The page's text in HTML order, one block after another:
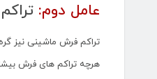
عامل دوم:
تراکم فرش ماشینی نیز
هرچه تراکم های فرش